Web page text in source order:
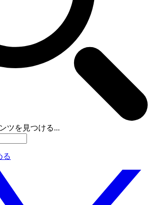
ツを見つける...
る